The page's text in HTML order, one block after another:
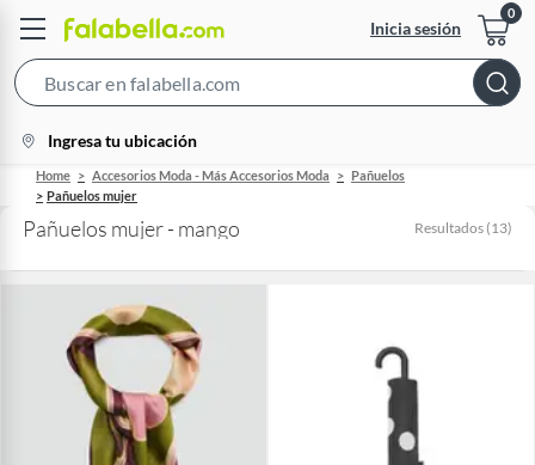
Inicia sesión
Bar
location-
icon
Ingresa tu ubicación
Home Accesorios Moda - Más Accesorios Moda
Pañuelos
Pañuelos mujer
Pañuelos mujer - mango Resultados (13)